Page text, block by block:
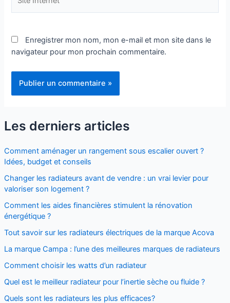
Les derniers articles
Comment aménager un rangement sous escalier ouvert ?
Idées, budget et conseils
Changer les radiateurs avant de vendre : un vrai levier pour
valoriser son logement ?
Comment les aides financières stimulent la rénovation
énergétique ?
Tout savoir sur les radiateurs électriques de la marque Acova
La marque Campa : l’une des meilleures marques de radiateurs
Comment choisir les watts d’un radiateur
Quel est le meilleur radiateur pour l’inertie sèche ou fluide ?
Quels sont les radiateurs les plus efficaces?
Internet
Enregistrer mon nom, mon e-mail et mon site dans le
navigateur pour mon prochain commentaire.